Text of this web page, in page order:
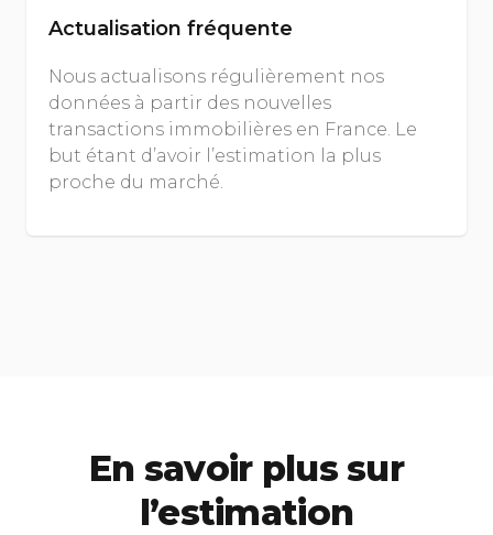
Actualisation fréquente
Nous actualisons régulièrement nos
données à partir des nouvelles
transactions immobilières en France. Le
but étant d’avoir l’estimation la plus
proche du marché.
En savoir plus sur
l’estimation